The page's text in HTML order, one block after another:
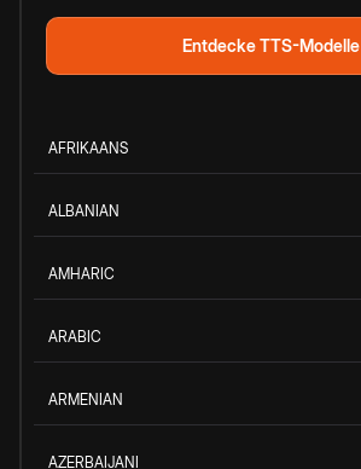
Entdecke TTS-Modelle
AFRIKAANS
ALBANIAN
AMHARIC
ARABIC
ARMENIAN
AZERBAIJANI